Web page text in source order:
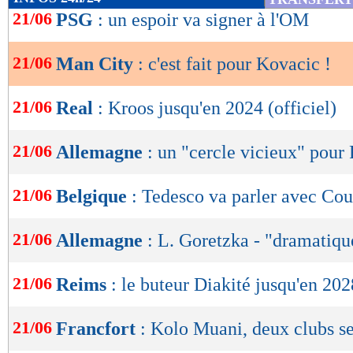
de
OK
21/06 PSG : un espoir va signer à l'OM
21/06 Man City : c'est fait pour Kovacic !
21/06 Real : Kroos jusqu'en 2024 (officiel)
21/06 Allemagne : un "cercle vicieux" pour
21/06 Belgique : Tedesco va parler avec
21/06 Allemagne : L. Goretzka -
21/06 Reims : le buteur Diakité jusqu'en
21/06 Francfort : Kolo Muani, deux clubs